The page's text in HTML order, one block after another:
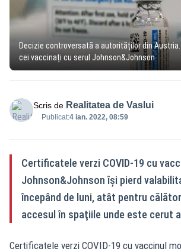
Decizie controversată a autorităților din
cei vaccinați cu serul Johnson&Johnson
Scris de Realitatea de Vaslui
Publicat:4 ian. 2022, 08:59
Certificatele verzi COVID-19 cu
Johnson&Johnson îşi pierd
începând de luni, atât pentru
accesul în spaţiile unde este cerut
Certificatele verzi COVID-19 cu vaccinul